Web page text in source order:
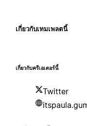
เกี่ยวกับเทมเพลตนี้
เกี่ยวกับครีเอเตอร์นี้
Twitter